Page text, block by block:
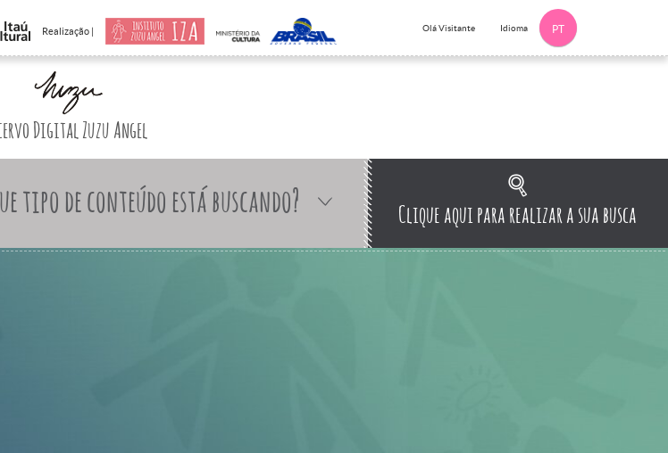
Realização | Olá Visitante Idioma PT
Digital Zuzu Angel
tipo de conteúdo está buscando? Clique aqui para realizar a sua busca